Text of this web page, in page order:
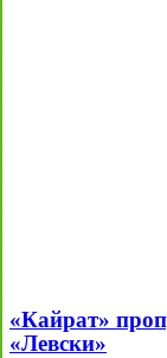
«Кайрат»
«Левски»